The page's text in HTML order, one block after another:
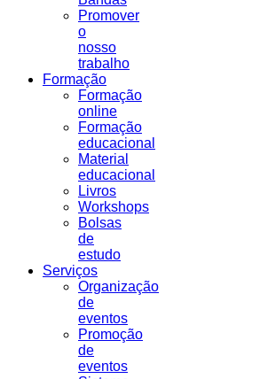
Promover
o
nosso
trabalho
Formação
Formação
online
Formação
educacional
Material
educacional
Livros
Workshops
Bolsas
de
estudo
Serviços
Organização
de
eventos
Promoção
de
eventos